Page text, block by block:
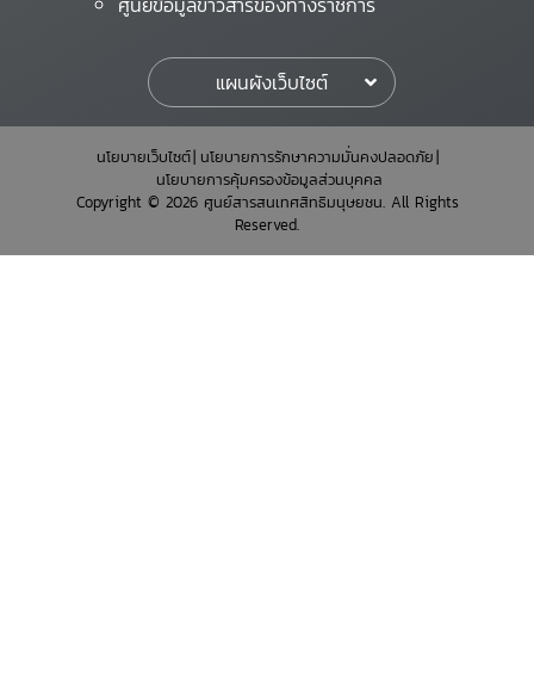
แผนผังเว็บไซต์
นโยบายเว็บไซต์ นโยบายการรักษาความมั่นคงปลอดภัย
นโยบายการคุ้มครองข้อมูลส่วนบุคคล
Copyright © 2026 ศูนย์สารสนเทศสิทธิมนุษยชน. All Rights
Reserved.